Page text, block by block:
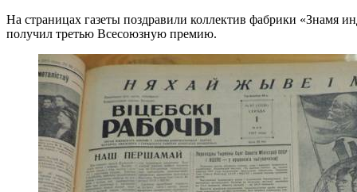
На страницах газеты поздравили коллектив фабрики «Знамя
получил третью Всесоюзную премию.